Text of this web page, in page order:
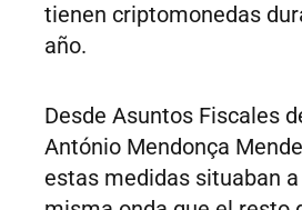
tienen criptomonedas
año.
Desde Asuntos Fiscales
António Mendonça
estas medidas situaban